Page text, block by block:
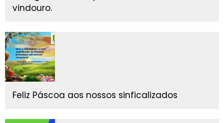
vindouro.
Feliz Páscoa aos nossos sinficalizados